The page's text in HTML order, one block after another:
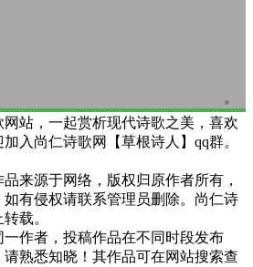
站，一起赏析现代诗歌之美，喜欢
入尚仁诗歌网【草根诗人】qq群。
来源于网络，版权归原作者所有，
有侵权请联系管理员删除。尚仁诗
载。
一作者，投稿作品在不同时段发布
请熟悉知晓！其作品可在网站搜索查